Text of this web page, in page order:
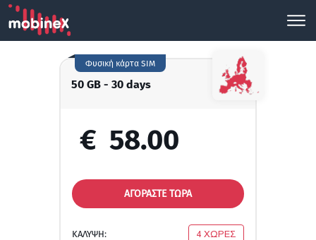
50 GB - 30 days
Φυσική κάρτα SIM
€ 58.00
ΑΓΟΡΑΣΤΕ ΤΩΡΑ
ΚΑΛΥΨΗ: 4 ΧΩΡΕΣ